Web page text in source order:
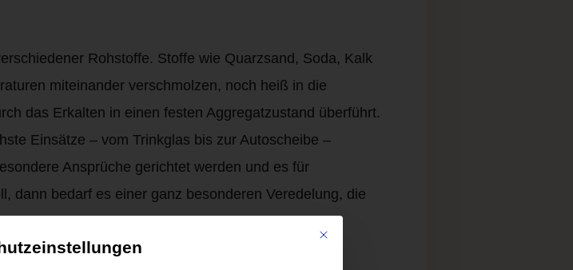
Rohstoffe. Stoffe wie Quarzsand, Soda, Kalk
miteinander verschmolzen, noch heiß in die
das Erkalten in einen festen Aggregatzustand überführt.
Einsätze – vom Trinkglas bis zur Autoscheibe –
Ansprüche gerichtet werden und es für
dann bedarf es einer ganz besonderen Veredelung, die
Mit diesem Button wird der Dialog geschlossen. Seine